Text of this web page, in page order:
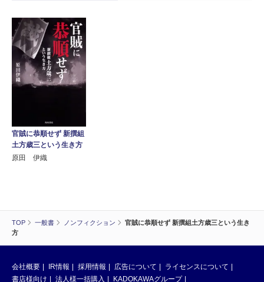
TOP 一般書 ノンフィクション
官賊に恭順せず 新撰組土方歳三という生き
方
官賊に恭順せず 新撰組
土方歳三という生き方
原田 伊織
会社概要 IR情報 採用情報 広告について
ライセンスについて
書店様向け
法人様一括購入 KADOKAWAグループ